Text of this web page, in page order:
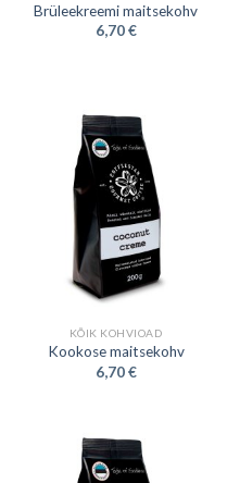
Brüleekreemi maitsekohv
6,70€
KÕIK KOHVIOAD
Kookose maitsekohv
6,70€